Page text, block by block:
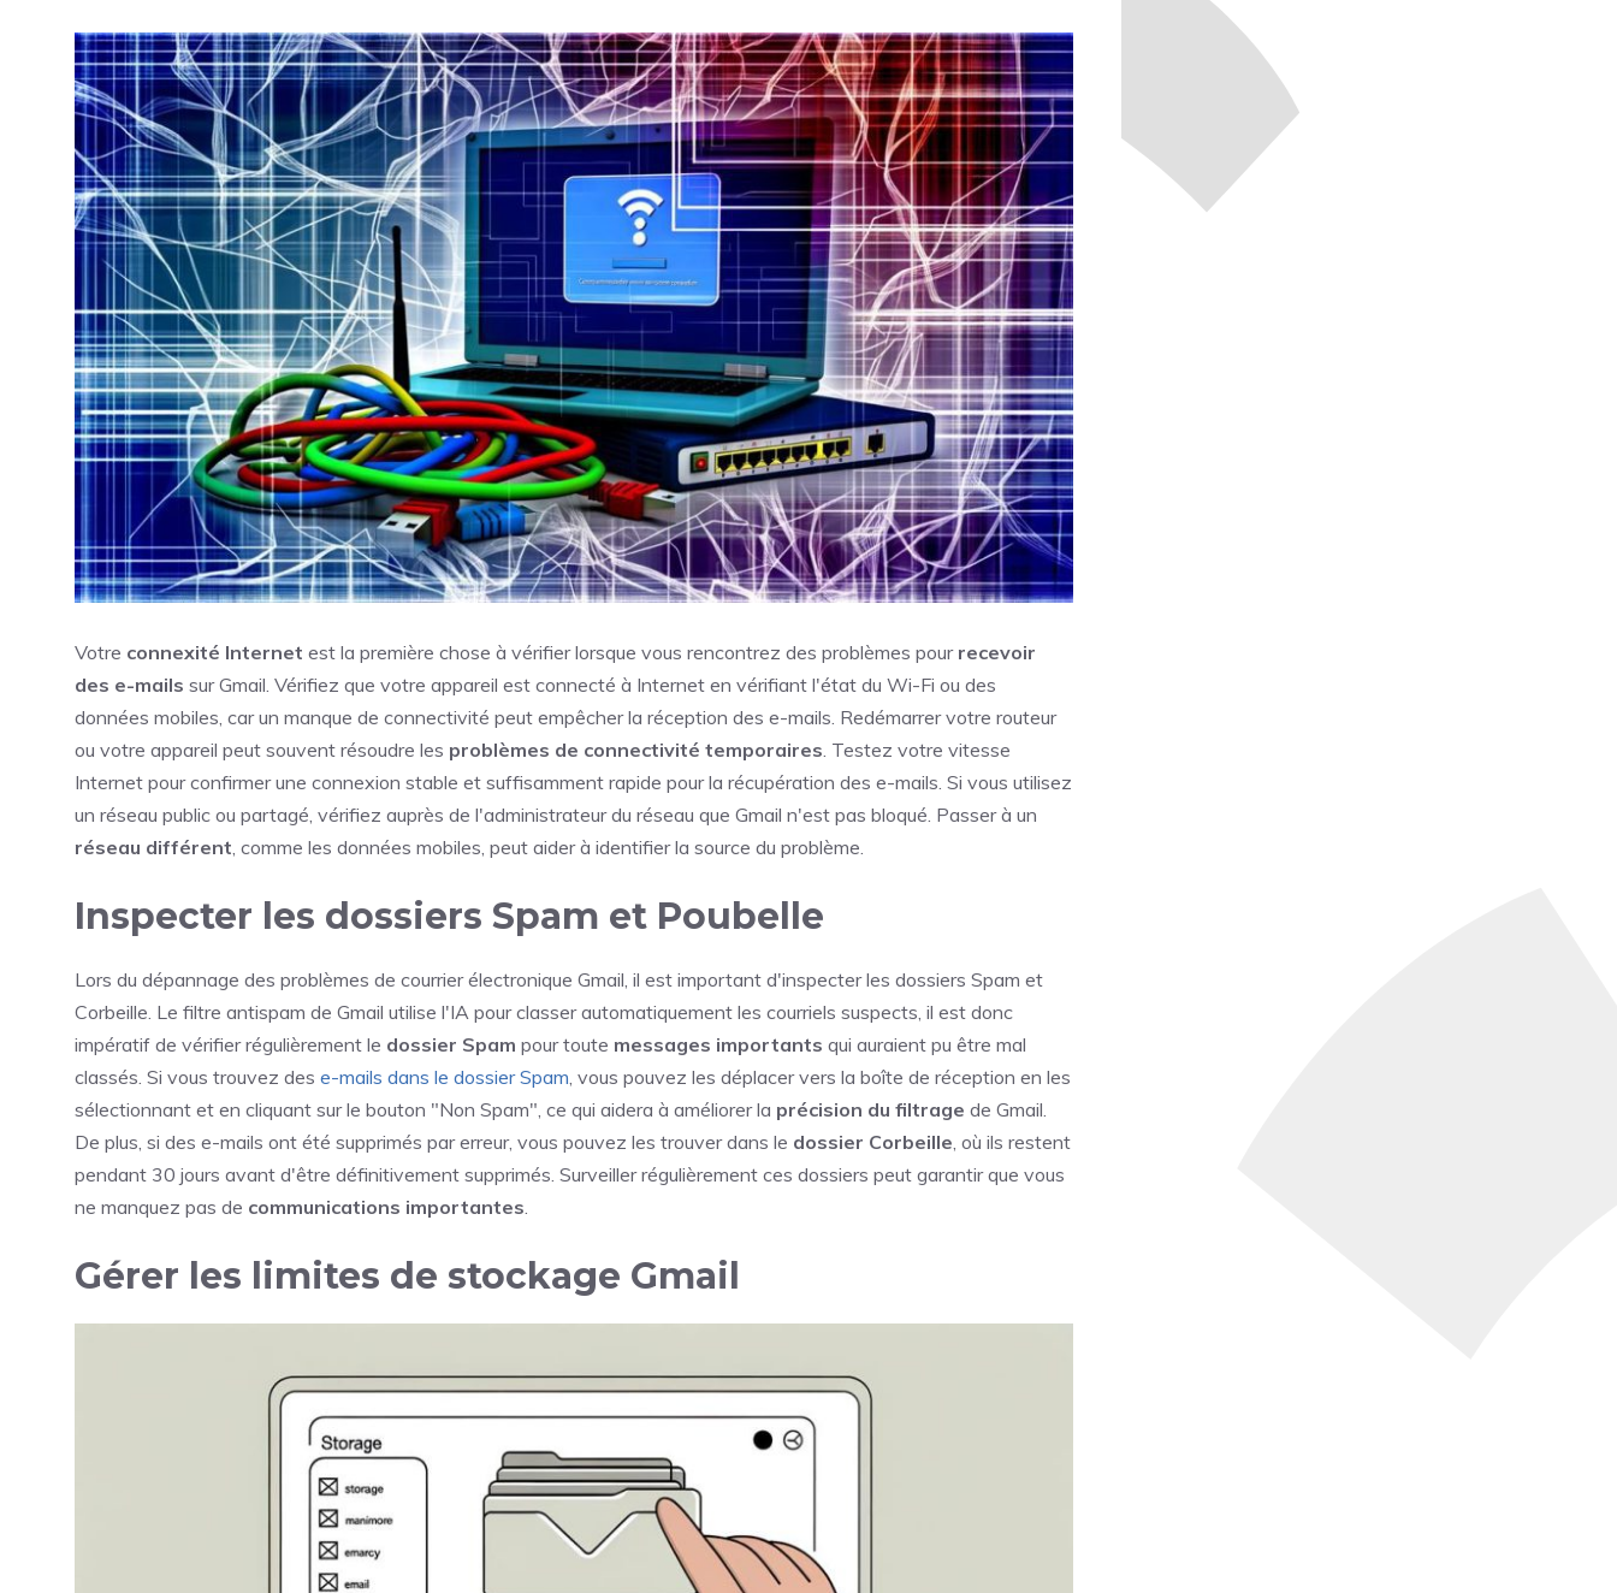
Votre connexité Internet est la première chose à vérifier lorsque vous rencontrez des problèmes pour recevoir
des e-mails sur Gmail. Vérifiez que votre appareil est connecté à Internet en vérifiant l'état du Wi-Fi ou des
données mobiles, car un manque de connectivité peut empêcher la réception des e-mails. Redémarrer votre routeur
ou votre appareil peut souvent résoudre les problèmes de connectivité temporaires. Testez votre vitesse
Internet pour confirmer une connexion stable et suffisamment rapide pour la récupération des e-mails. Si vous utilisez
un réseau public ou partagé, vérifiez auprès de l'administrateur du réseau que Gmail n'est pas bloqué. Passer à un
réseau différent, comme les données mobiles, peut aider à identifier la source du problème.
Inspecter les dossiers Spam et Poubelle
Lors du dépannage des problèmes de courrier électronique Gmail, il est important d'inspecter les dossiers Spam et
Corbeille. Le filtre antispam de Gmail utilise l'IA pour classer automatiquement les courriels suspects, il est donc
impératif de vérifier régulièrement le dossier Spam pour toute messages importants qui auraient pu être mal
classés. Si vous trouvez des e-mails dans le dossier Spam, vous pouvez les déplacer vers la boîte de réception en les
sélectionnant et en cliquant sur le bouton "Non Spam", ce qui aidera à améliorer la précision du filtrage de Gmail.
De plus, si des e-mails ont été supprimés par erreur, vous pouvez les trouver dans le dossier Corbeille, où ils restent
pendant 30 jours avant d'être définitivement supprimés. Surveiller régulièrement ces dossiers peut garantir que vous
ne manquez pas de communications importantes.
Gérer les limites de stockage Gmail